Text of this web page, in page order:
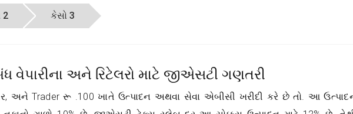
2 કેસો 3
વેપારીના અને રિટેલરો માટે જીએસટી ગણતરી
અને Trader રૂ .100 ખાતે ઉત્પાદન અથવા સેવા એબીસી ખરીદી કરે છે તો. આ